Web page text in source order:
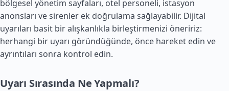
bölgesel yönetim sayfaları, otel personeli, istasyon
anonsları ve sirenler ek doğrulama sağlayabilir. Dijital
uyarıları basit bir alışkanlıkla birleştirmenizi öneririz:
herhangi bir uyarı göründüğünde, önce hareket edin ve
ayrıntıları sonra kontrol edin.
Uyarı Sırasında Ne Yapmalı?